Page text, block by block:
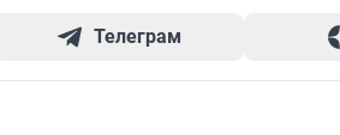
Телеграм